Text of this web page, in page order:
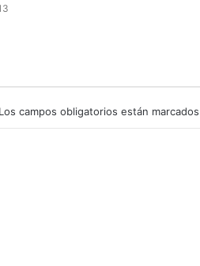
Los campos obligatorios están